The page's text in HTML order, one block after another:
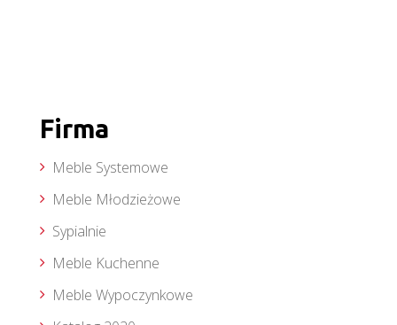
Firma
Meble Systemowe
Meble Młodzieżowe
Sypialnie
Meble Kuchenne
Meble Wypoczynkowe